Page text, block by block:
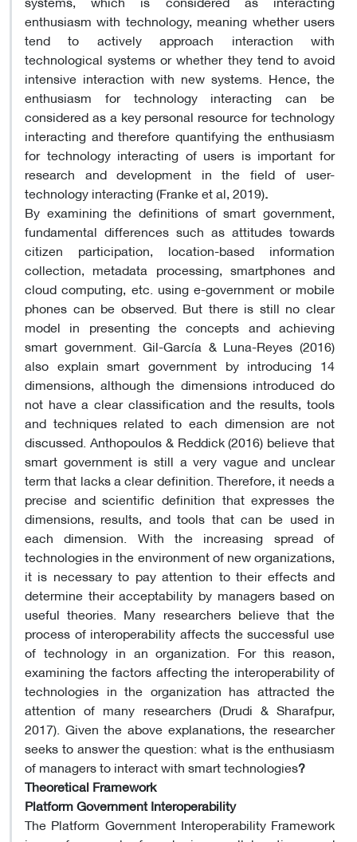
enthusiasm with technology, meaning whether users
tend to actively approach interaction with
technological systems or whether they tend to avoid
intensive interaction with new systems. Hence, the
enthusiasm for technology interacting can be
considered as a key personal resource for technology
interacting and therefore quantifying the enthusiasm
for technology interacting of users is important for
research and development in the field of user-
technology interacting (Franke et al, 2019).
By examining the definitions of smart government,
fundamental differences such as attitudes towards
citizen participation, location-based information
collection, metadata processing, smartphones and
cloud computing, etc. using e-government or mobile
phones can be observed. But there is still no clear
model in presenting the concepts and achieving
smart government. Gil-García & Luna-Reyes (2016)
also explain smart government by introducing 14
dimensions, although the dimensions introduced do
not have a clear classification and the results, tools
and techniques related to each dimension are not
discussed. Anthopoulos & Reddick (2016) believe that
smart government is still a very vague and unclear
term that lacks a clear definition. Therefore, it needs a
precise and scientific definition that expresses the
dimensions, results, and tools that can be used in
each dimension. With the increasing spread of
technologies in the environment of new organizations,
it is necessary to pay attention to their effects and
determine their acceptability by managers based on
useful theories. Many researchers believe that the
process of interoperability affects the successful use
of technology in an organization. For this reason,
examining the factors affecting the interoperability of
technologies in the organization has attracted the
attention of many researchers (Drudi & Sharafpur,
2017). Given the above explanations, the researcher
seeks to answer the question: what is the enthusiasm
of managers to interact with smart technologies?
Theoretical Framework
Platform Government Interoperability
The Platform Government Interoperability Framework